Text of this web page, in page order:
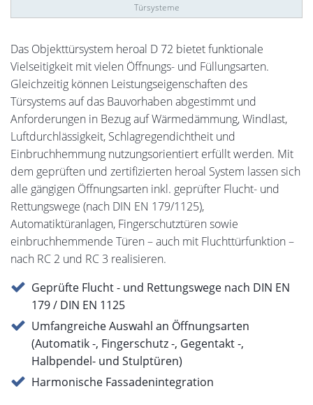
Türsysteme
Das Objekttürsystem heroal D 72 bietet funktionale
Vielseitigkeit mit vielen Öffnungs- und Füllungsarten.
Gleichzeitig können Leistungseigenschaften des
Türsystems auf das Bauvorhaben abgestimmt und
Anforderungen in Bezug auf Wärmedämmung, Windlast,
Luftdurchlässigkeit, Schlagregendichtheit und
Einbruchhemmung nutzungsorientiert erfüllt werden. Mit
dem geprüften und zertifizierten heroal System lassen sich
alle gängigen Öffnungsarten inkl. geprüfter Flucht- und
Rettungswege (nach DIN EN 179/1125),
Automatiktüranlagen, Fingerschutztüren sowie
einbruchhemmende Türen – auch mit Fluchttürfunktion –
nach RC 2 und RC 3 realisieren.
Geprüfte Flucht - und Rettungswege nach DIN EN
179 / DIN EN 1125
Umfangreiche Auswahl an Öffnungsarten
(Automatik -, Fingerschutz -, Gegentakt -,
Halbpendel- und Stulptüren)
Harmonische Fassadenintegration